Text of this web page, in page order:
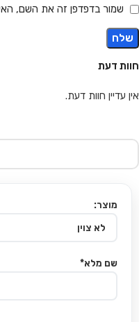
חוות דעת
אין עדיין חוות דעת.
שמור בדפדפן זה את השם,
מוצר:
שם מלא*